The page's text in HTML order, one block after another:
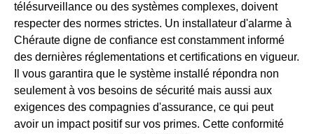
télésurveillance ou des systèmes complexes, doivent
respecter des normes strictes. Un installateur d'alarme à
Chéraute digne de confiance est constamment informé
des dernières réglementations et certifications en vigueur.
Il vous garantira que le système installé répondra non
seulement à vos besoins de sécurité mais aussi aux
exigences des compagnies d'assurance, ce qui peut
avoir un impact positif sur vos primes. Cette conformité